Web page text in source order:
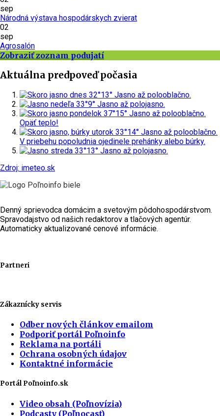
sep
Národná výstava hospodárskych zvierat
02
sep
Agrosalón
Zobraziť zoznam podujatí
Aktuálna predpoveď počasia
dnes 32°13° Jasno až polooblačno.
nedeľa 33°9° Jasno až polojasno.
pondelok 37°15° Jasno až polooblačno.
Opäť teplo!
utorok 33°14° Jasno až polooblačno.
V priebehu popoludnia ojedinele prehánky alebo búrky.
streda 33°13° Jasno až polojasno.
Zdroj: imeteo.sk
Denný sprievodca domácim a svetovým pôdohospodárstvom.
Spravodajstvo od našich redaktorov a tlačových agentúr.
Automaticky aktualizované cenové informácie.
Partneri
Zákaznícky servis
Odber nových článkov emailom
Podporiť portál Poľnoinfo
Reklama na portáli
Ochrana osobných údajov
Kontaktné informácie
Portál Poľnoinfo.sk
Video obsah (Poľnovízia)
Podcasty (Poľnocast)